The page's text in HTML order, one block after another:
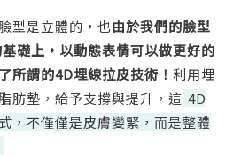
型是立體的，也由於我們的臉型
礎上，以動態表情可以做更好的
所謂的4D埋線拉皮技術！利用埋
肪墊，給予支撐與提升，這 4D
，不僅僅是皮膚變緊，而是整體